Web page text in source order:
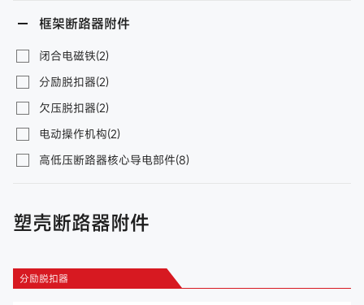
框架断路器附件
闭合电磁铁(2)
分励脱扣器(2)
欠压脱扣器(2)
电动操作机构(2)
高低压断路器核心导电部件(8)
塑壳断路器附件
分励脱扣器